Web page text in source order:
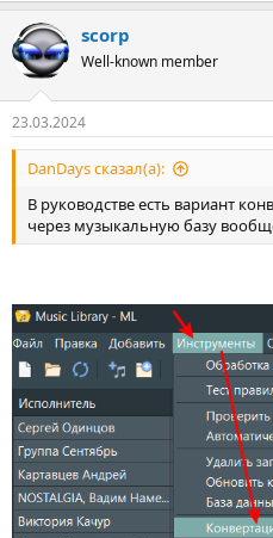
scorp
Well-known member
23.03.2024
DanDays сказал(а):
В руководстве есть вариант
через музыкальную базу